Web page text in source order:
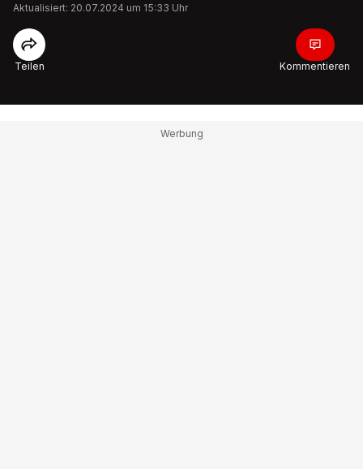
Aktualisiert: 20.07.2024 um 15:33 Uhr
Teilen Kommentieren